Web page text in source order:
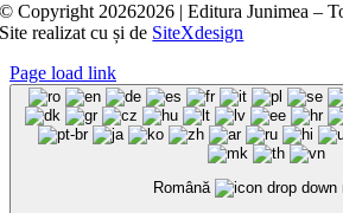
© Copyright 20262026 | Editura Junimea –
Site realizat cușide SiteXdesign
Page load link
Română